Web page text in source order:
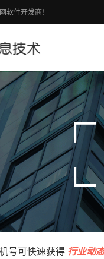
软件开发商！
号可快速获得 行业动